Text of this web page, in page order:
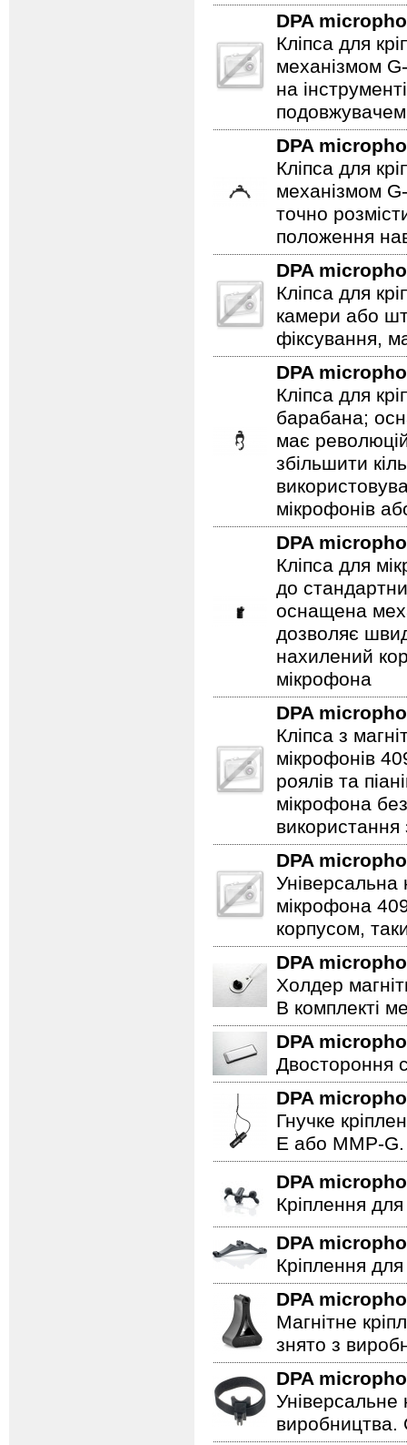
DPA
Кліпса для
механізмом
на
DPA
Кліпса для
механізмом
точно
положення
DPA
Кліпса для
камери або
фіксування,
DPA
Кліпса для
барабана;
має
збільшити
мікрофонів
DPA
Кліпса для
до
оснащена
дозволяє
нахилений
мікрофона
DPA
Кліпса з
мікрофонів
роялів та
мікрофона
DPA
Універсальна
мікрофона
корпусом,
DPA
Холдер
В комплекті
DPA
Двостороння
DPA
Гнучке
E або MMP-G.
DPA
Кріплення
DPA
Кріплення
DPA
Магнітне
знято з
DPA
Універсальне
виробництва.